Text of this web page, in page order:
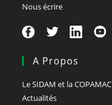
Nous écrire
A Propos
Le SIDAM et la COPAMAC
Actualités